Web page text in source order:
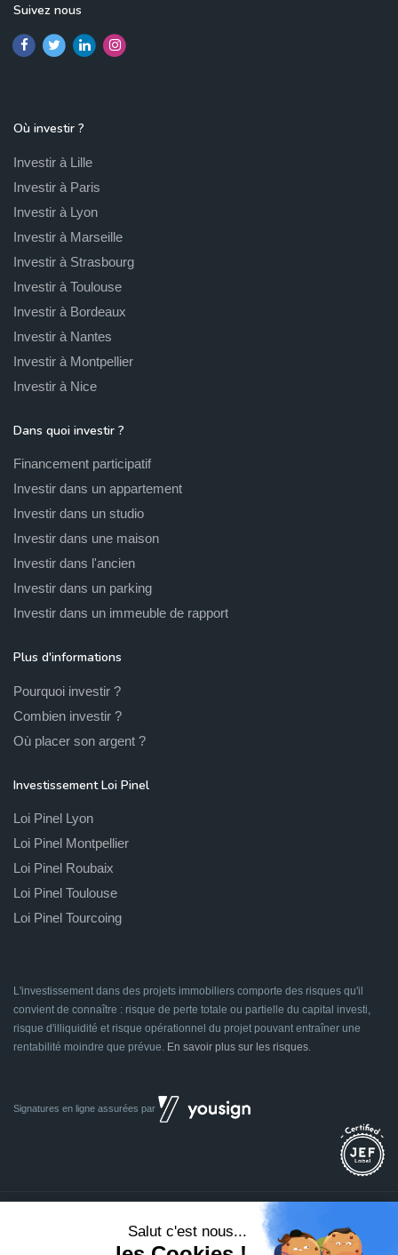
Suivez nous
Où investir ?
Investir à Lille
Investir à Paris
Investir à Lyon
Investir à Marseille
Investir à Strasbourg
Investir à Toulouse
Investir à Bordeaux
Investir à Nantes
Investir à Montpellier
Investir à Nice
Dans quoi investir ?
Financement participatif
Investir dans un appartement
Investir dans un studio
Investir dans une maison
Investir dans l'ancien
Investir dans un parking
Investir dans un immeuble de rapport
Plus d'informations
Pourquoi investir ?
Combien investir ?
Où placer son argent ?
Investissement Loi Pinel
Loi Pinel Lyon
Loi Pinel Montpellier
Loi Pinel Roubaix
Loi Pinel Toulouse
Loi Pinel Tourcoing
L'investissement dans des projets immobiliers comporte des risques qu'il
convient de connaître : risque de perte totale ou partielle du capital investi,
risque d'illiquidité et risque opérationnel du projet pouvant entraîner une
rentabilité moindre que prévue. En savoir plus sur les risques
Signatures en ligne assurées par
Tous droits réservés 2014 - 2026
à Euratechnologies 59000 Lille